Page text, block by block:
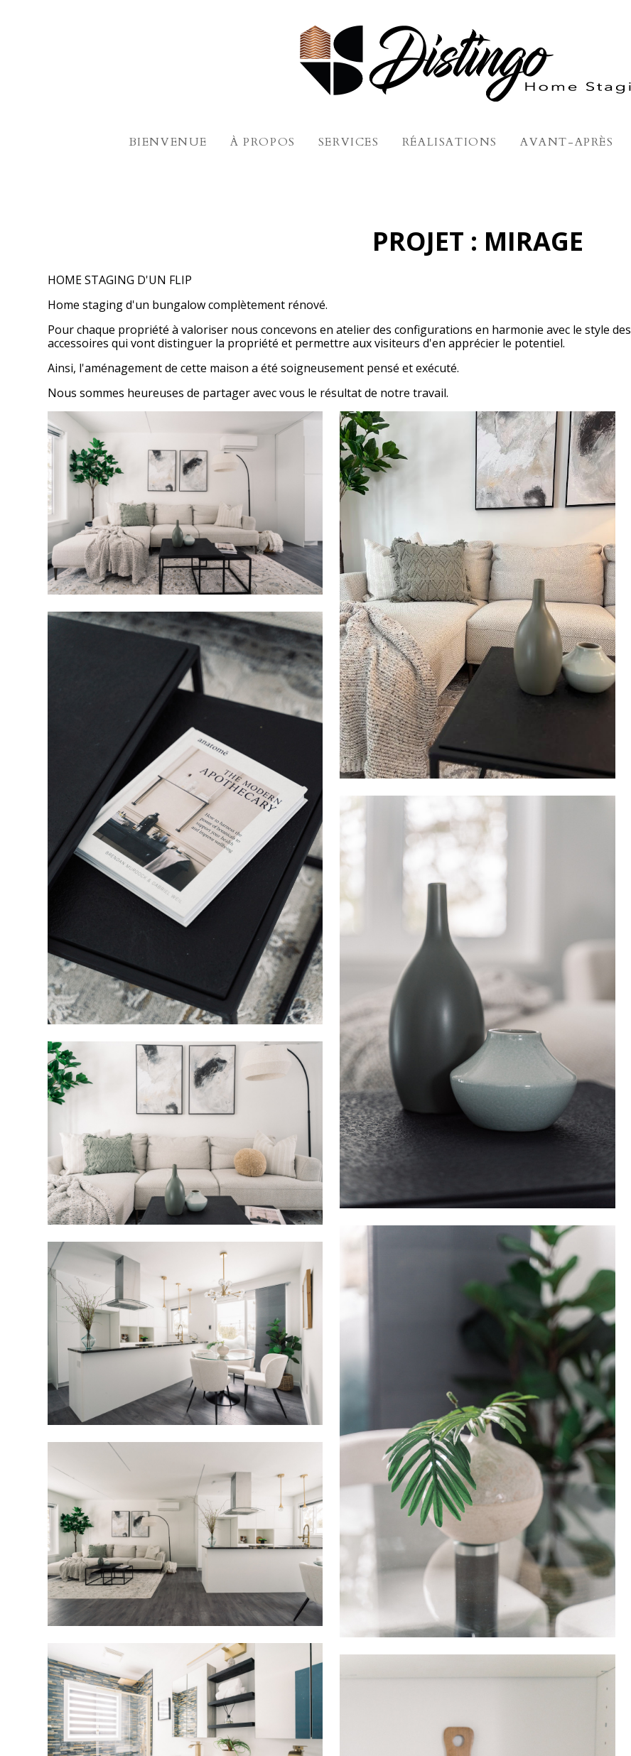
BIENVENUE À PROPOS SERVICES RÉALISATIONS AVANT-APRÈS
PROJET : MIRAGE
HOME STAGING D'UN FLIP
Home staging d'un bungalow complètement rénové.
Pour chaque propriété à valoriser nous concevons en atelier des configurations en harmonie avec le style
accessoires qui vont distinguer la propriété et permettre aux visiteurs d'en apprécier le potentiel.
Ainsi, l'aménagement de cette maison a été soigneusement pensé et exécuté.
Nous sommes heureuses de partager avec vous le résultat de notre travail.